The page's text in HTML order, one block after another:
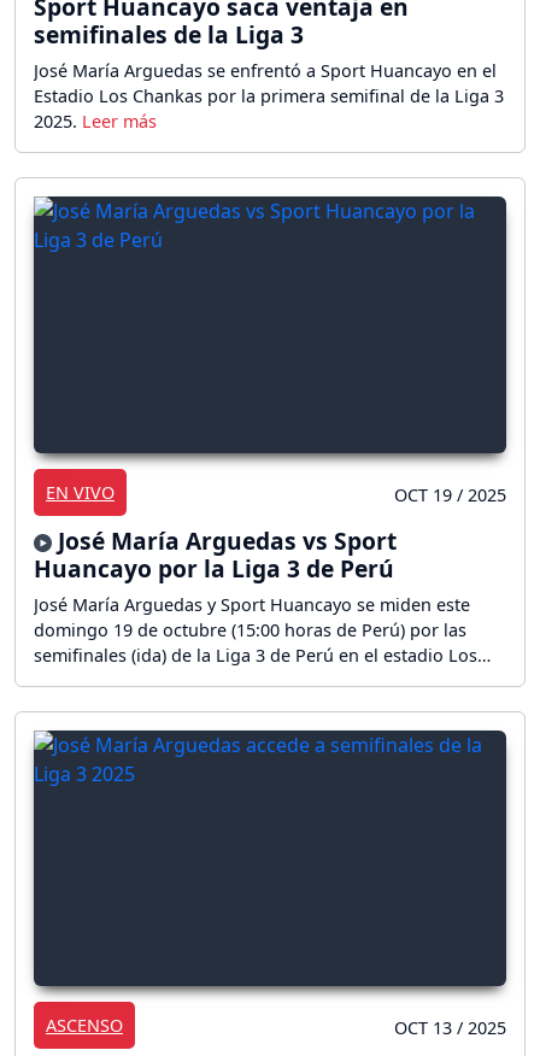
Sport Huancayo saca ventaja en
semifinales de la Liga 3
José María Arguedas se enfrentó a Sport Huancayo en el
Estadio Los Chankas por la primera semifinal de la Liga 3
2025.
EN VIVO OCT 19 / 2025
José María Arguedas vs Sport
Huancayo por la Liga 3 de Perú
José María Arguedas y Sport Huancayo se miden este
domingo 19 de octubre (15:00 horas de Perú) por las
semifinales (ida) de la Liga 3 de Perú en el estadio Los
ASCENSO OCT 13 / 2025